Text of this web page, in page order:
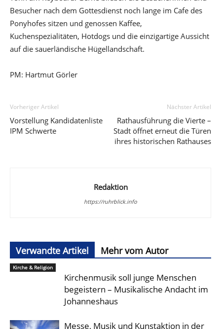
Besucher nach dem Gottesdienst noch lange im Cafe des
Ponyhofes sitzen und genossen Kaffee,
Kuchenspezialitäten, Hotdogs und die einzigartige Aussicht
auf die sauerländische Hügellandschaft.
PM: Hartmut Görler
Vorheriger Artikel
Vorstellung Kandidatenliste
IPM Schwerte
Nächster Artikel
Rathausführung die Vierte –
Stadt öffnet erneut die Türen
ihres historischen Rathauses
Redaktion
https://ruhrblick.info
Verwandte Artikel Mehr vom Autor
Kirche & Religion
Kirchenmusik soll junge Menschen
begeistern – Musikalische Andacht im
Johanneshaus
Messe, Musik und Kunstaktion in der